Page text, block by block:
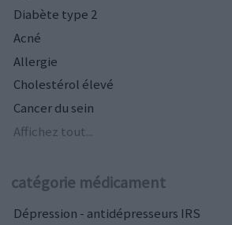
Diabète type 2
Acné
Allergie
Cholestérol élevé
Cancer du sein
Affichez tout...
catégorie médicament
Dépression - antidépresseurs IRS